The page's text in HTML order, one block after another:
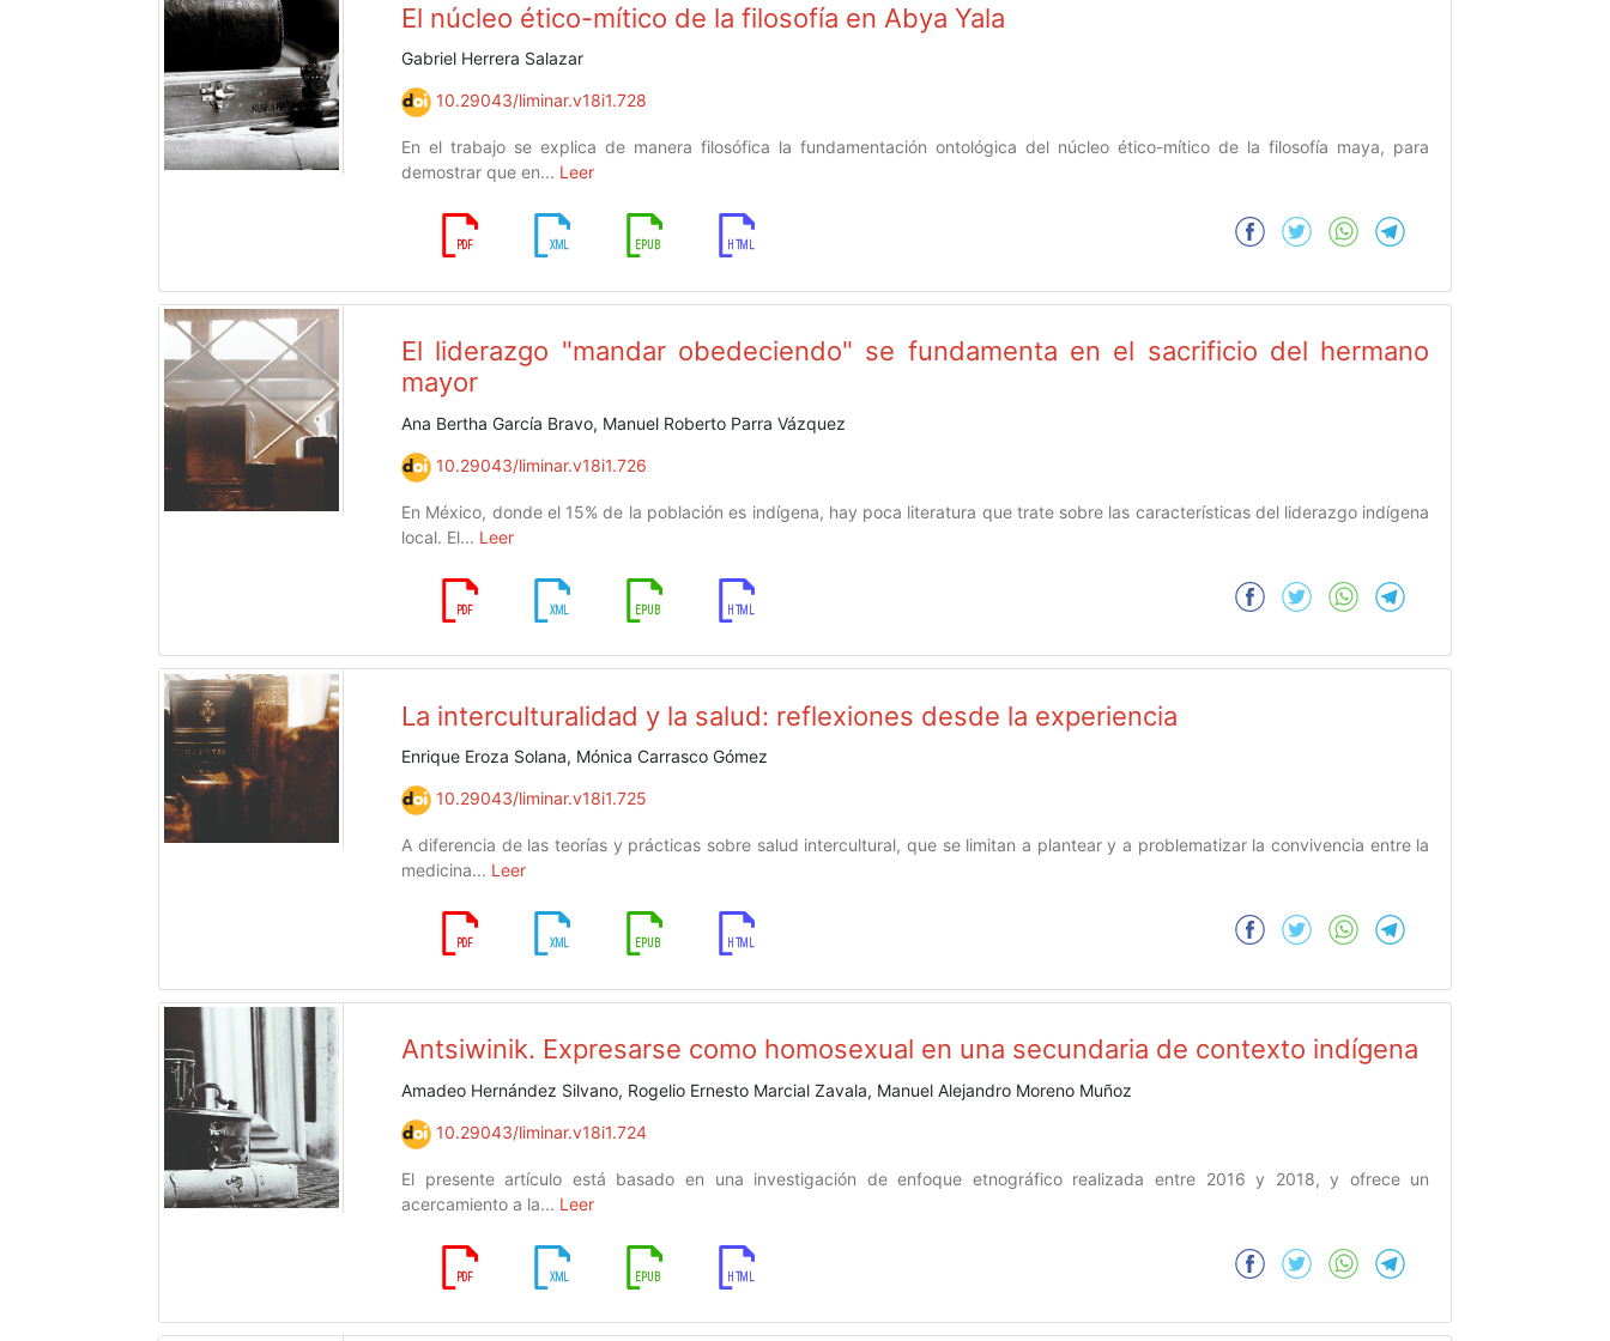
El núcleo ético-mítico de la filosofía en Abya Yala
Gabriel Herrera Salazar
10.29043/liminar.v18i1.728
En el trabajo se explica de manera filosófica la fundamentación ontológica del núcleo ético-mítico de la filosofía maya, para
demostrar que en... Leer
El liderazgo "mandar obedeciendo" se fundamenta en el sacrificio del hermano
mayor
Ana Bertha García Bravo, Manuel Roberto Parra Vázquez
10.29043/liminar.v18i1.726
En México, donde el 15% de la población es indígena, hay poca literatura que trate sobre las características del liderazgo indígena
local. El... Leer
La interculturalidad y la salud: reflexiones desde la experiencia
Enrique Eroza Solana, Mónica Carrasco Gómez
10.29043/liminar.v18i1.725
A diferencia de las teorías y prácticas sobre salud intercultural, que se limitan a plantear y a problematizar la convivencia entre la
medicina... Leer
Antsiwinik. Expresarse como homosexual en una secundaria de contexto indígena
Amadeo Hernández Silvano, Rogelio Ernesto Marcial Zavala, Manuel Alejandro Moreno Muñoz
10.29043/liminar.v18i1.724
El presente artículo está basado en una investigación de enfoque etnográfico realizada entre 2016 y 2018, y ofrece un
acercamiento a la... Leer